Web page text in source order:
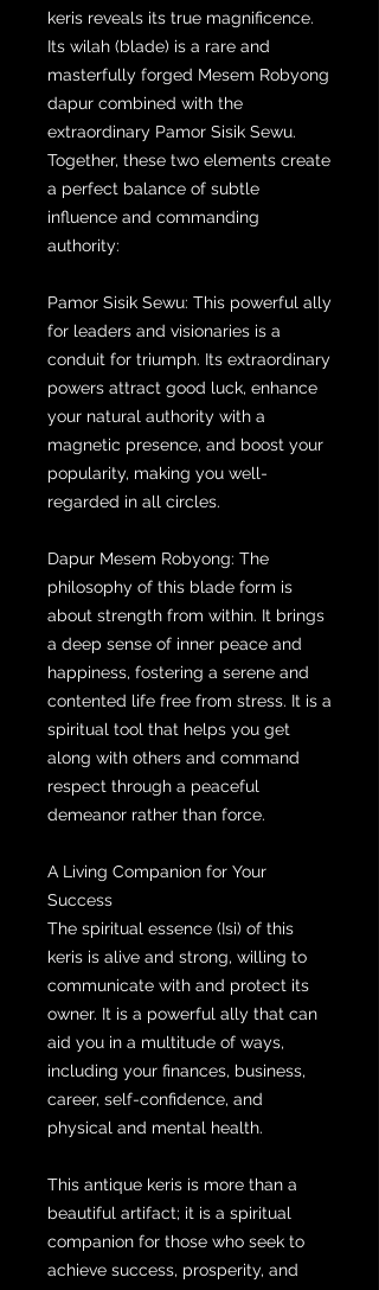
keris reveals its true magnificence.
Its wilah (blade) is a rare and
masterfully forged Mesem Robyong
dapur combined with the
extraordinary Pamor Sisik Sewu.
Together, these two elements create
a perfect balance of subtle
influence and commanding
authority:
Pamor Sisik Sewu: This powerful ally
for leaders and visionaries is a
conduit for triumph. Its extraordinary
powers attract good luck, enhance
your natural authority with a
magnetic presence, and boost your
popularity, making you well-
regarded in all circles.
Dapur Mesem Robyong: The
philosophy of this blade form is
about strength from within. It brings
a deep sense of inner peace and
happiness, fostering a serene and
contented life free from stress. It is a
spiritual tool that helps you get
along with others and command
respect through a peaceful
demeanor rather than force.
A Living Companion for Your
Success
The spiritual essence (Isi) of this
keris is alive and strong, willing to
communicate with and protect its
owner. It is a powerful ally that can
aid you in a multitude of ways,
including your finances, business,
career, self-confidence, and
physical and mental health.
This antique keris is more than a
beautiful artifact; it is a spiritual
companion for those who seek to
achieve success, prosperity, and